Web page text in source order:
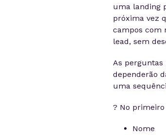
uma landing
próxima vez
campos com
lead, sem
As perguntas
dependerão
uma
? No
Nome